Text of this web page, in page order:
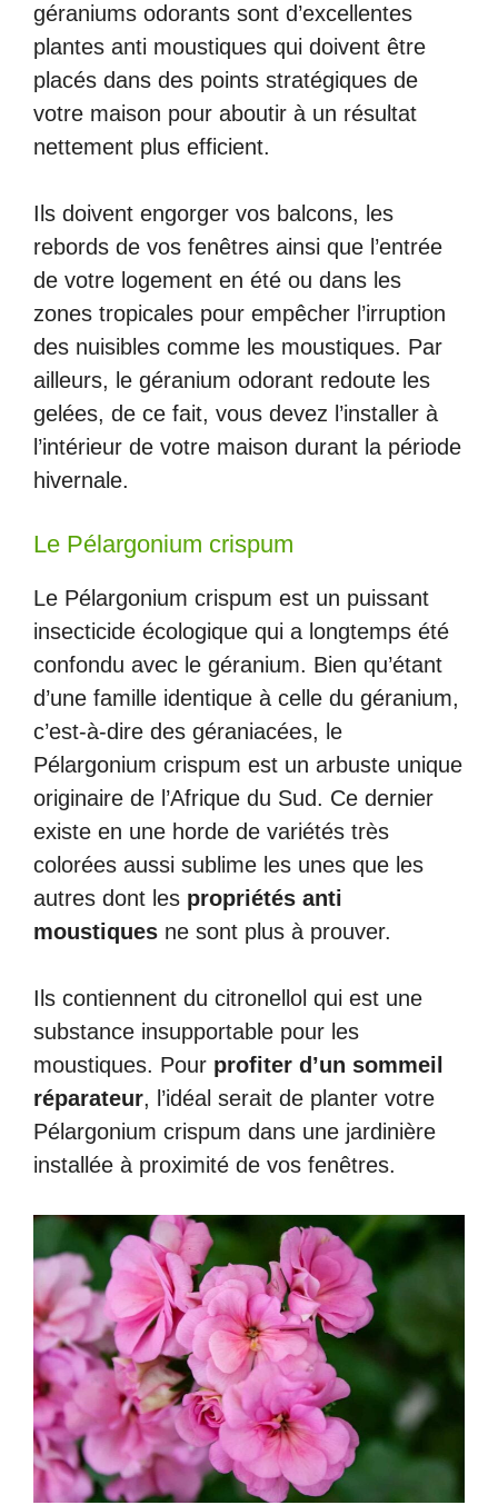
géraniums odorants sont d’excellentes
plantes anti moustiques qui doivent être
placés dans des points stratégiques de
votre maison pour aboutir à un résultat
nettement plus efficient.
Ils doivent engorger vos balcons, les
rebords de vos fenêtres ainsi que l’entrée
de votre logement en été ou dans les
zones tropicales pour empêcher l’irruption
des nuisibles comme les moustiques. Par
ailleurs, le géranium odorant redoute les
gelées, de ce fait, vous devez l’installer à
l’intérieur de votre maison durant la période
hivernale.
Le Pélargonium crispum
Le Pélargonium crispum est un puissant
insecticide écologique qui a longtemps été
confondu avec le géranium. Bien qu’étant
d’une famille identique à celle du géranium,
c’est-à-dire des géraniacées, le
Pélargonium crispum est un arbuste unique
originaire de l’Afrique du Sud. Ce dernier
existe en une horde de variétés très
colorées aussi sublime les unes que les
autres dont les propriétés anti
moustiques ne sont plus à prouver.
Ils contiennent du citronellol qui est une
substance insupportable pour les
moustiques. Pour profiter d’un sommeil
réparateur, l’idéal serait de planter votre
Pélargonium crispum dans une jardinière
installée à proximité de vos fenêtres.